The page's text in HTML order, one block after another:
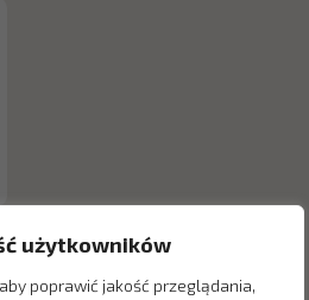
użytkowników
poprawić jakość przeglądania,